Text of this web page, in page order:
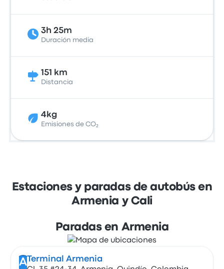
3h 25m
Duración media
151 km
Distancia
4kg
Emisiones de CO₂
Estaciones y paradas de autobús en
Armenia y Cali
Paradas en Armenia
A Terminal Armenia